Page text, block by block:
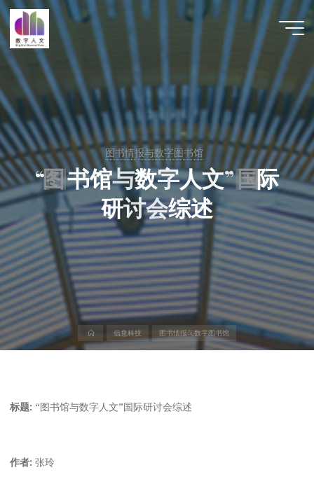
跳
至
内
容
数字人
文 |
DHCN
图书情报与数字图书馆
“图
图书馆与数字人文”国
国际
研讨会综述
页
信息科技 图书情报与数字图书馆
标题: “图书馆与数字人文”国际研讨会综述
作者: 张玲